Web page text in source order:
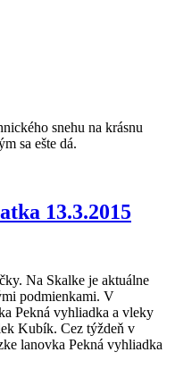
snehu na krásnu
sa ešte dá.
13.3.2015
Na Skalke je aktuálne
podmienkami. V
Pekná vyhliadka a vleky
Kubík. Cez týždeň v
lanovka Pekná vyhliadka